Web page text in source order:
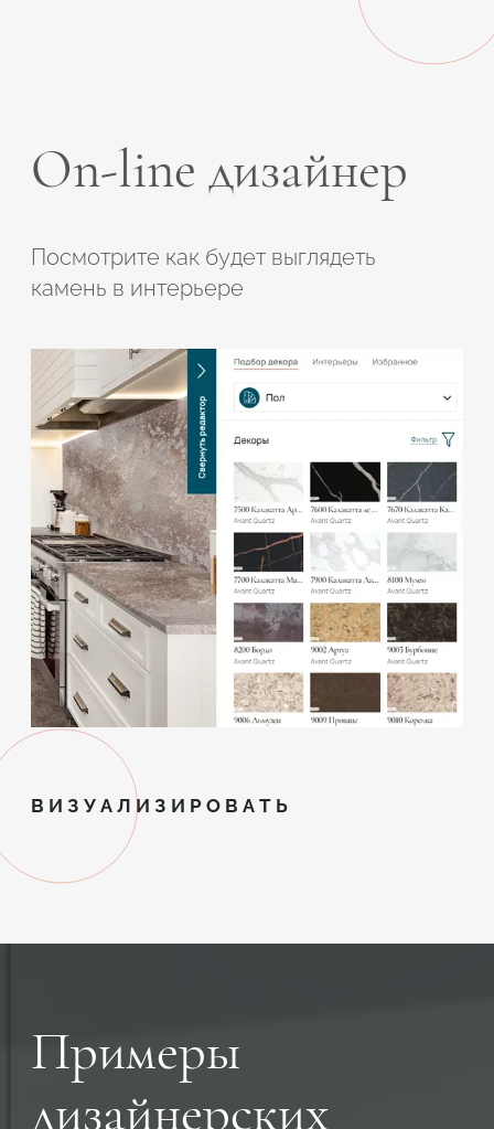
On-line дизайнер
Посмотрите как будет выглядеть
камень в интерьере
ВИЗУАЛИЗИРОВАТЬ
Примеры
дизайнерских